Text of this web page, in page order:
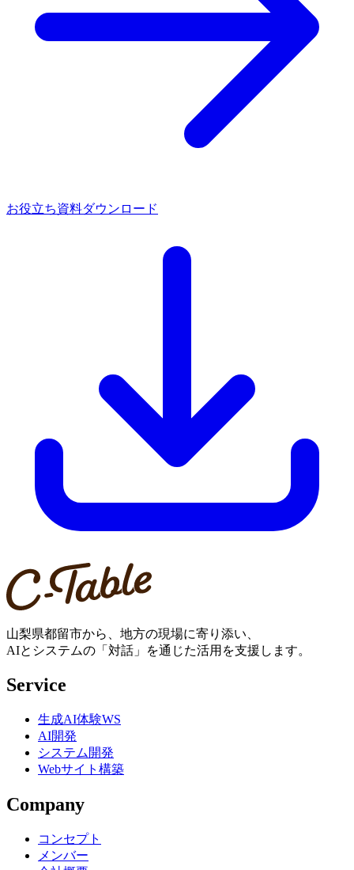
お役立ち資料ダウンロード
山梨県都留市から、地方の現場に寄り添い、
AIとシステムの「対話」を通じた活用を支援します。
Service
生成AI体験WS
AI開発
システム開発
Webサイト構築
Company
コンセプト
メンバー